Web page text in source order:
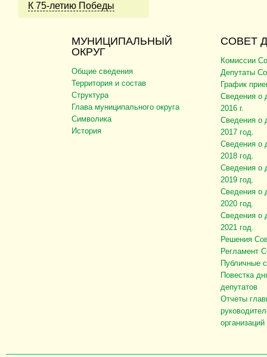
К 75-летию Победы
МУНИЦИПАЛЬНЫЙ
ОКРУГ
Общие сведения
Территория и состав
Структура
Глава муниципального округа
Символика
История
СОВЕТ
Комиссии
Депутаты
График
Сведения о
2016 г.
Сведения о
2017 год.
Сведения о
2018 год.
Сведения о
2019 год.
Сведения о
2020 год.
Сведения о
2021 год.
Решения
Регламент
Публичные
Повестка
депутатов
Отчеты
организаций